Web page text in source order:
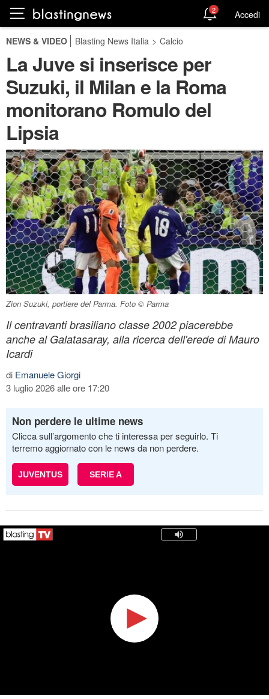
2 Accedi
NEWS & VIDEO Blasting News Italia > Calcio
La Juve si inserisce per
Suzuki, il Milan e la Roma
monitorano Romulo del
Lipsia
Zion Suzuki, portiere del Parma. Foto © Parma
Il centravanti brasiliano classe 2002 piacerebbe
anche al Galatasaray, alla ricerca dell'erede di Mauro
Icardi
di Emanuele Giorgi
3 luglio 2026 alle ore 17:20
Non perdere le ultime news
Clicca sull’argomento che ti interessa per seguirlo. Ti
terremo aggiornato con le news da non perdere.
JUVENTUS SERIE A